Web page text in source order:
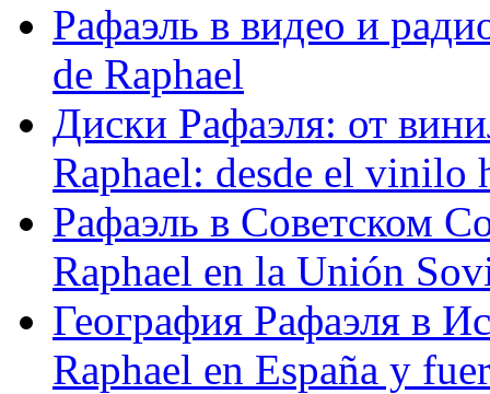
Рафаэль в видео и
de Raphael
Диски Рафаэля: от
Raphael: desde el vinilo
Рафаэль в Советском
Raphael en la Unión
География Рафаэля в
Raphael en España y